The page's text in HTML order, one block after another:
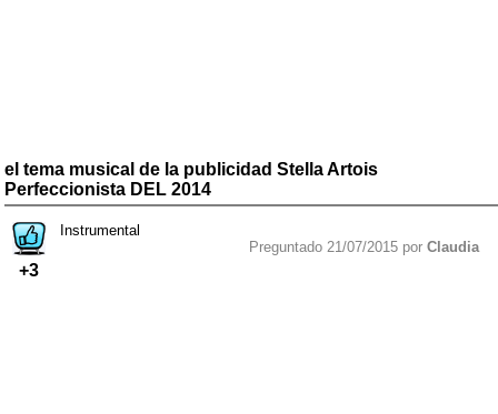
el tema musical de la publicidad Stella Artois
Perfeccionista DEL 2014
+3
Instrumental
Preguntado 21/07/2015 por Claudia